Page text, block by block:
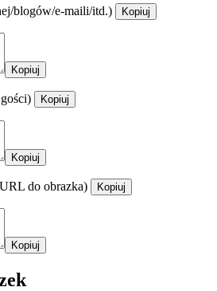
blogów/e-maili/itd.) Kopiuj
Kopiuj
Kopiuj
Kopiuj
do obrazka) Kopiuj
Kopiuj